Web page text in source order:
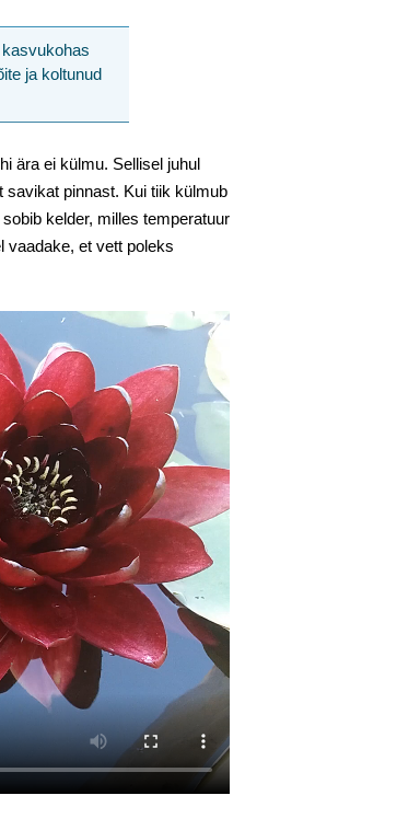
ja koltunud
ära ei külmu. Sellisel juhul
savikat pinnast. Kui tiik külmub
kelder, milles temperatuur
vaadake, et vett poleks